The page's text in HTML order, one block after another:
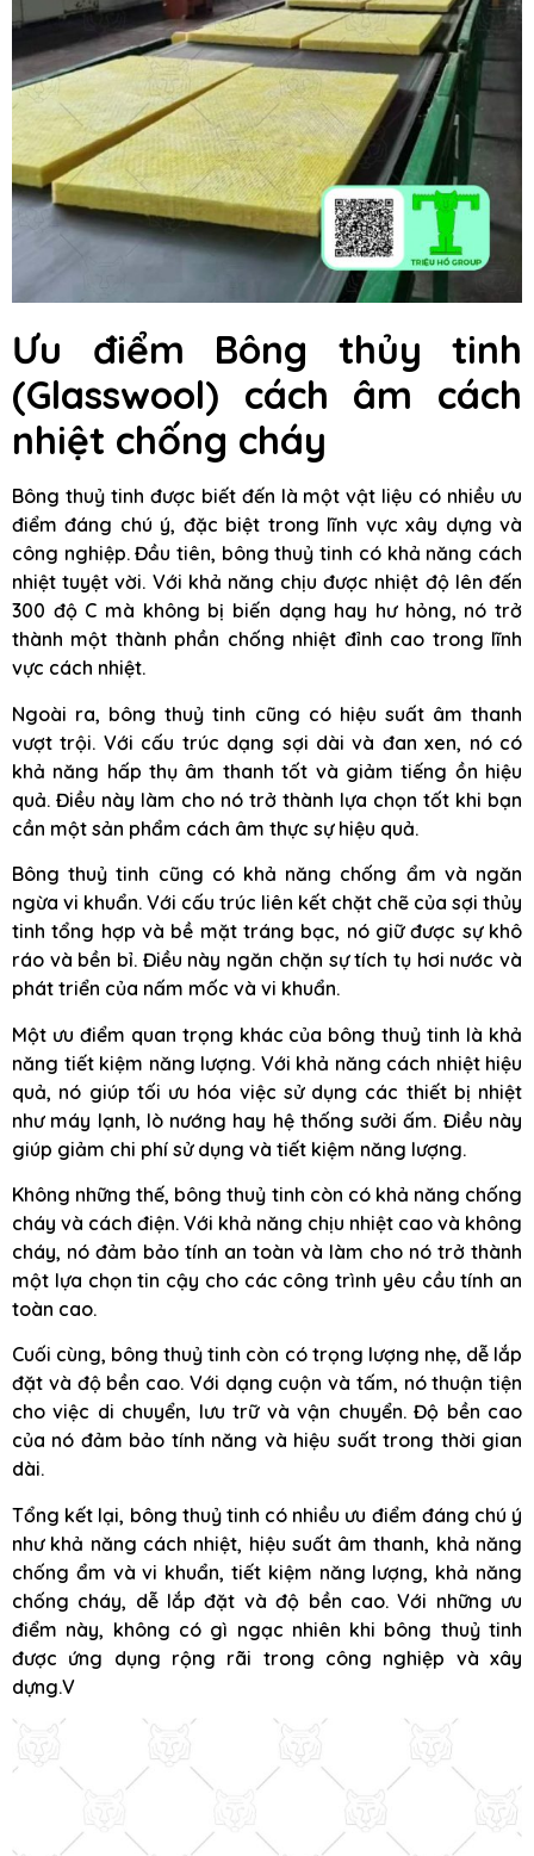
Ưu điểm Bông thủy tinh
(Glasswool) cách âm cách
nhiệt chống cháy
Bông thuỷ tinh được biết đến là một vật liệu có nhiều ưu
điểm đáng chú ý, đặc biệt trong lĩnh vực xây dựng và
công nghiệp. Đầu tiên, bông thuỷ tinh có khả năng cách
nhiệt tuyệt vời. Với khả năng chịu được nhiệt độ lên đến
300 độ C mà không bị biến dạng hay hư hỏng, nó trở
thành một thành phần chống nhiệt đỉnh cao trong lĩnh
vực cách nhiệt.
Ngoài ra, bông thuỷ tinh cũng có hiệu suất âm thanh
vượt trội. Với cấu trúc dạng sợi dài và đan xen, nó có
khả năng hấp thụ âm thanh tốt và giảm tiếng ồn hiệu
quả. Điều này làm cho nó trở thành lựa chọn tốt khi bạn
cần một sản phẩm cách âm thực sự hiệu quả.
Bông thuỷ tinh cũng có khả năng chống ẩm và ngăn
ngừa vi khuẩn. Với cấu trúc liên kết chặt chẽ của sợi thủy
tinh tổng hợp và bề mặt tráng bạc, nó giữ được sự khô
ráo và bền bỉ. Điều này ngăn chặn sự tích tụ hơi nước và
phát triển của nấm mốc và vi khuẩn.
Một ưu điểm quan trọng khác của bông thuỷ tinh là khả
năng tiết kiệm năng lượng. Với khả năng cách nhiệt hiệu
quả, nó giúp tối ưu hóa việc sử dụng các thiết bị nhiệt
như máy lạnh, lò nướng hay hệ thống sưởi ấm. Điều này
giúp giảm chi phí sử dụng và tiết kiệm năng lượng.
Không những thế, bông thuỷ tinh còn có khả năng chống
cháy và cách điện. Với khả năng chịu nhiệt cao và không
cháy, nó đảm bảo tính an toàn và làm cho nó trở thành
một lựa chọn tin cậy cho các công trình yêu cầu tính an
toàn cao.
Cuối cùng, bông thuỷ tinh còn có trọng lượng nhẹ, dễ lắp
đặt và độ bền cao. Với dạng cuộn và tấm, nó thuận tiện
cho việc di chuyển, lưu trữ và vận chuyển. Độ bền cao
của nó đảm bảo tính năng và hiệu suất trong thời gian
dài.
Tổng kết lại, bông thuỷ tinh có nhiều ưu điểm đáng chú ý
như khả năng cách nhiệt, hiệu suất âm thanh, khả năng
chống ẩm và vi khuẩn, tiết kiệm năng lượng, khả năng
chống cháy, dễ lắp đặt và độ bền cao. Với những ưu
điểm này, không có gì ngạc nhiên khi bông thuỷ tinh
được ứng dụng rộng rãi trong công nghiệp và xây
dựng.V